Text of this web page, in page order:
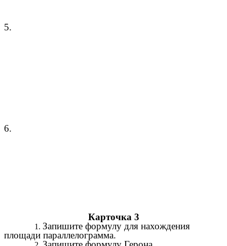
5.
6.
Карточка 3
Запишите формулу для нахождения
площади параллелограмма.